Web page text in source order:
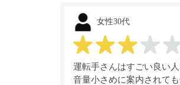
女性30代
運転手さんはすごい良い
音量小さめに案内されて